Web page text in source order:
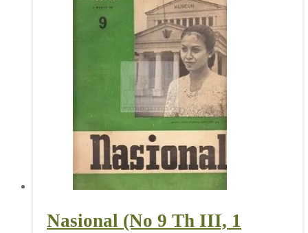
Nasional (No 9 Th III, 1